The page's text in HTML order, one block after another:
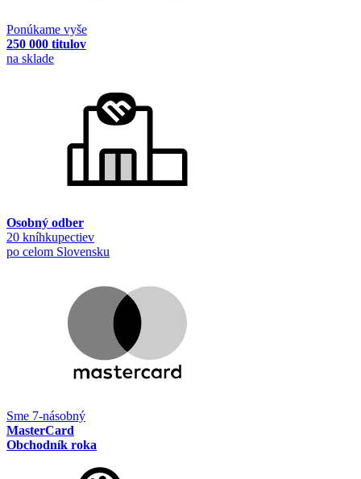
Ponúkame vyše
250 000 titulov
na sklade
Osobný odber
20 kníhkupectiev
po celom Slovensku
Sme 7-násobný
MasterCard
Obchodník roka